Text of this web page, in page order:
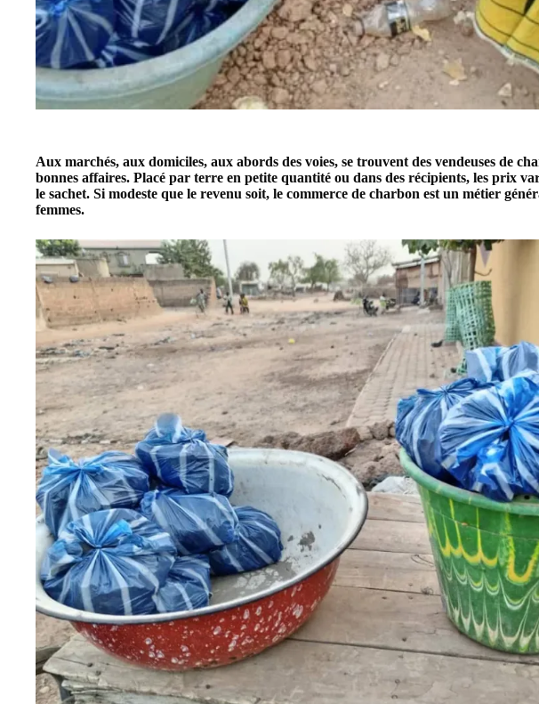
Aux marchés, aux domiciles, aux abords des voies, se trouvent des vendeuses de
bonnes affaires. Placé par terre en petite quantité ou dans des récipients, les prix
le sachet. Si modeste que le revenu soit, le commerce de charbon est un métier
femmes.